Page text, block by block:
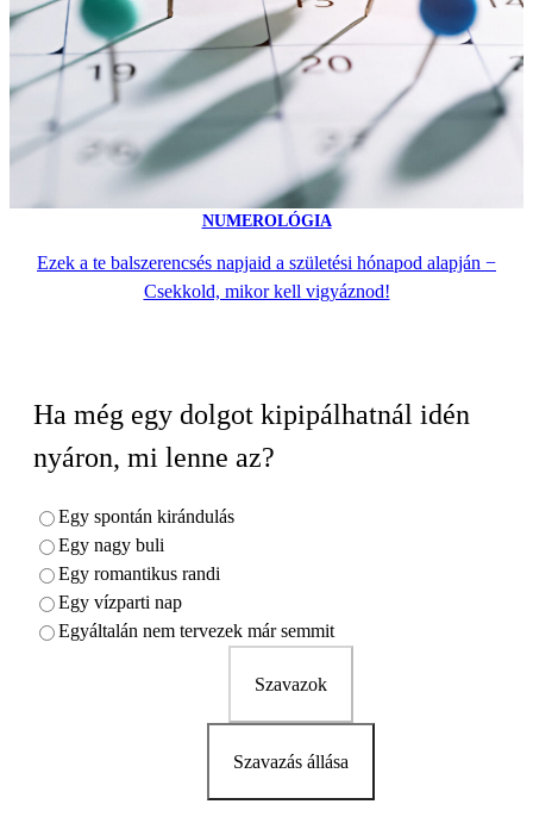
NUMEROLÓGIA
Ezek a te balszerencsés napjaid a születési hónapod alapján −
Csekkold, mikor kell vigyáznod!
Ha még egy dolgot kipipálhatnál idén
nyáron, mi lenne az?
Egy spontán kirándulás
Egy nagy buli
Egy romantikus randi
Egy vízparti nap
Egyáltalán nem tervezek már semmit
Szavazok
Szavazás állása